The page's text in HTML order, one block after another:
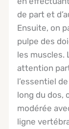
de part et
Ensuite, on
pulpe des
les muscles.
attention
l’essentiel
long du dos,
modérée
ligne